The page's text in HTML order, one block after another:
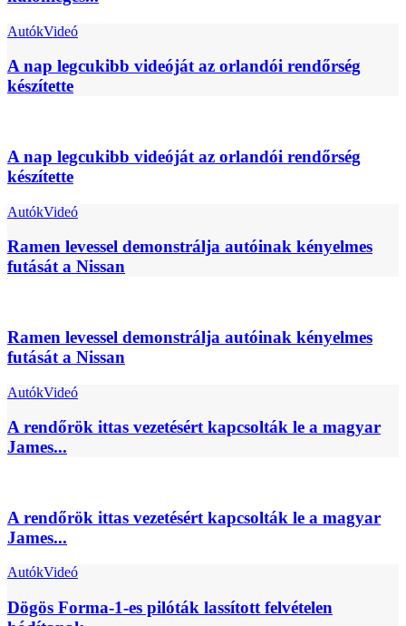
AutókVideó
A nap legcukibb videóját az orlandói rendőrség
készítette
A nap legcukibb videóját az orlandói rendőrség
készítette
AutókVideó
Ramen levessel demonstrálja autóinak kényelmes
futását a Nissan
Ramen levessel demonstrálja autóinak kényelmes
futását a Nissan
AutókVideó
A rendőrök ittas vezetésért kapcsolták le a magyar
James...
A rendőrök ittas vezetésért kapcsolták le a magyar
James...
AutókVideó
Dögös Forma-1-es pilóták lassított felvételen